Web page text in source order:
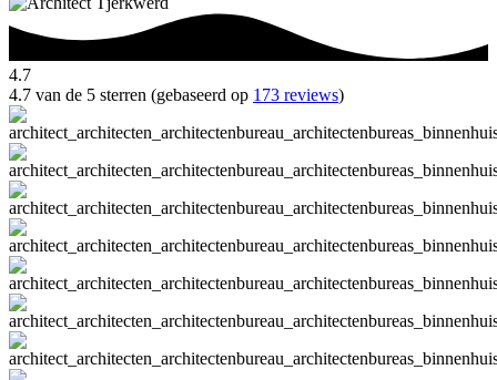
4.7
4.7 van de 5 sterren (gebaseerd op 173 reviews)